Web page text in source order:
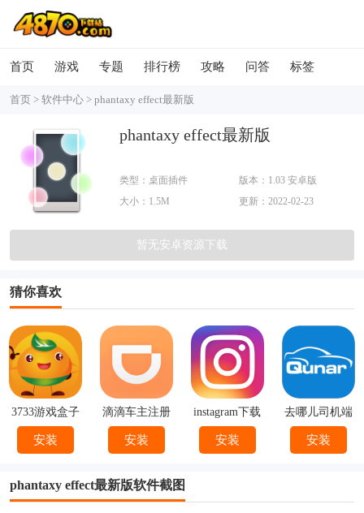
首页 游戏 专题 排行榜 攻略 问答 标签
首页 > 软件中心 > phantaxy effect最新版
phantaxy effect最新版
类型：桌面插件
版本：1.03 安卓版
大小：1.5M
更新：2022-02-23
暂无安卓资源下载
猜你喜欢
3733游戏盒子
安装
滴滴车主注册
下载
安装
instagram下载
官方
安装
去哪儿司机端
下载安装
安装
phantaxy effect最新版软件截图